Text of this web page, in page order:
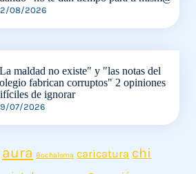
08/2026
maldad no existe" y "las notas del
fabrican corruptos" 2 opiniones
de ignorar
07/2026
aura Bochalema caricatura chi